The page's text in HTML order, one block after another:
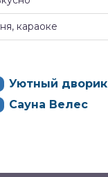
караоке
Уютный дворик
Сауна Велес